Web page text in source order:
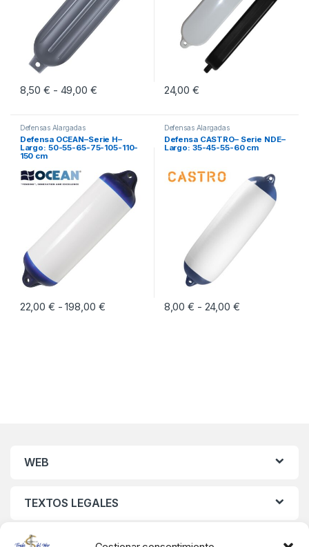
8,50€ - 49,00 €Rango de precios: desde 8,50 € hasta 49,00
24,00 €
Defensas Alargadas
Defensa OCEAN–Serie H–
Largo: 50-55-65-75-105-110-
150 cm
22,00 € - 198,00 €Rango de precios: desde 22,00 € hasta
Este producto tiene múltiples variantes. Las opciones se pueden
Defensas Alargadas
Defensa CASTRO– Serie NDE–
Largo: 35-45-55-60 cm
8,00€ - 24,00 €Rango de
Este producto tiene múltiples
WEB
TEXTOS LEGALES
MIS DATOS